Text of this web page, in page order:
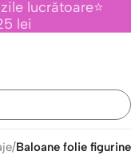
lucrătoare⭐
lei
/Baloane folie figurine